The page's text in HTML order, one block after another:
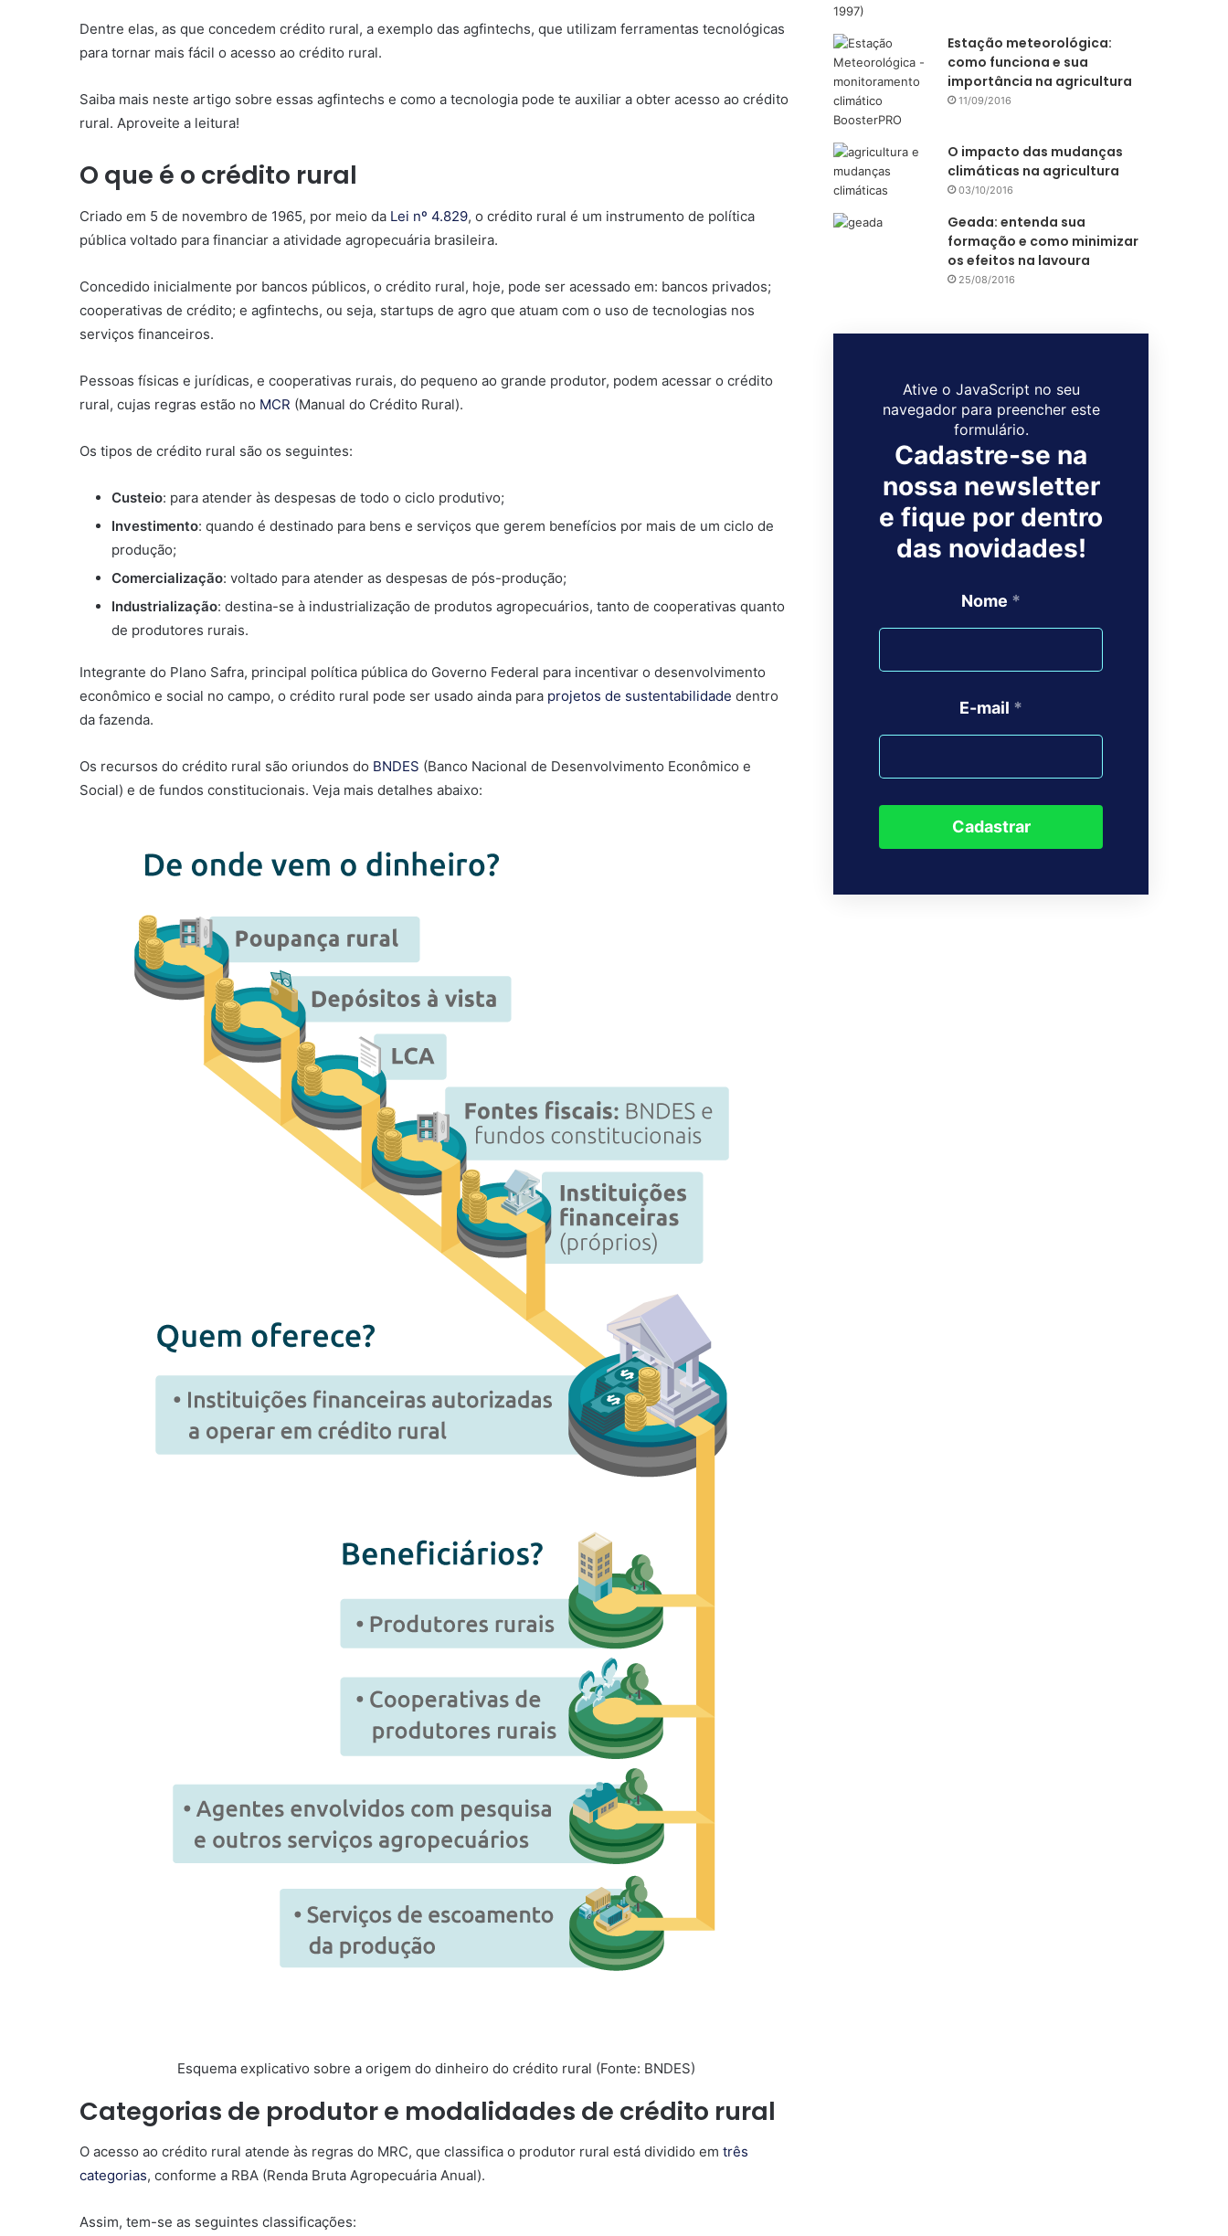
Dentre elas, as que concedem crédito rural, a exemplo das agfintechs, que utilizam ferramentas tecnológicas
para tornar mais fácil o acesso ao crédito rural.
Saiba mais neste artigo sobre essas agfintechs e como a tecnologia pode te auxiliar a obter acesso ao crédito
rural. Aproveite a leitura!
O que é o crédito rural
Criado em 5 de novembro de 1965, por meio da Lei nº 4.829, o crédito rural é um instrumento de política
pública voltado para financiar a atividade agropecuária brasileira.
Concedido inicialmente por bancos públicos, o crédito rural, hoje, pode ser acessado em: bancos privados;
cooperativas de crédito; e agfintechs, ou seja, startups de agro que atuam com o uso de tecnologias nos
serviços financeiros.
Pessoas físicas e jurídicas, e cooperativas rurais, do pequeno ao grande produtor, podem acessar o crédito
rural, cujas regras estão no MCR (Manual do Crédito Rural).
Os tipos de crédito rural são os seguintes:
Custeio: para atender às despesas de todo o ciclo produtivo;
Investimento: quando é destinado para bens e serviços que gerem benefícios por mais de um ciclo de
produção;
Comercialização: voltado para atender as despesas de pós-produção;
Industrialização: destina-se à industrialização de produtos agropecuários, tanto de cooperativas quanto
de produtores rurais.
Integrante do Plano Safra, principal política pública do Governo Federal para incentivar o desenvolvimento
econômico e social no campo, o crédito rural pode ser usado ainda para projetos de sustentabilidade dentro
da fazenda.
Os recursos do crédito rural são oriundos do BNDES (Banco Nacional de Desenvolvimento Econômico e
Social) e de fundos constitucionais. Veja mais detalhes abaixo:
Esquema explicativo sobre a origem do dinheiro do crédito rural (Fonte: BNDES)
Categorias de produtor e modalidades de crédito rural
O acesso ao crédito rural atende às regras do MRC, que classifica o produtor rural está dividido em três
categorias, conforme a RBA (Renda Bruta Agropecuária Anual).
Assim, tem-se as seguintes classificações:
Estação meteorológica:
como funciona e sua
importância na agricultura
11/09/2016
O impacto das mudanças
climáticas na agricultura
03/10/2016
Geada: entenda sua
formação e como minimizar
os efeitos na lavoura
25/08/2016
Ative o JavaScript no seu
navegador para preencher este
formulário.
Cadastre-se na
nossa newsletter
e fique por dentro
das novidades!
Nome *
E-mail *
Cadastrar